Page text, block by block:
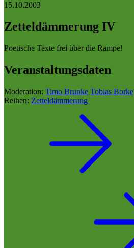
15.10.2003
Zetteldämmerung IV
Poetische Texte frei über die Rampe!
Veranstaltungsdaten
Moderation: Timo Brunke Tobias Borke
Reihen: Zetteldämmerung